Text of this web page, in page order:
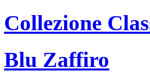
Collezione
Blu Zaffiro